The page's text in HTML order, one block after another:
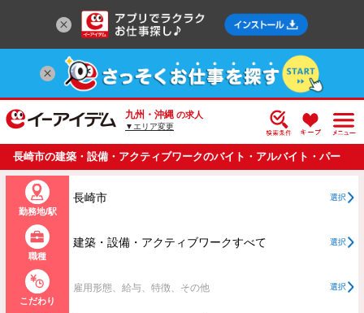
九州・沖縄 の求人
▼エリア変更
長崎市の建築・設備・アクティブワークのバイト・アルバイト・パー
トの求人情報一覧
勤務地/駅
長崎市 選択
職種
建築・設備・アクティブワークすべて 選択
こだわり
雇用形態、給与、特徴、その他 選択